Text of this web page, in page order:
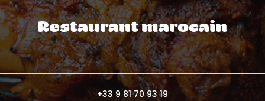
Restaurant marocain
+33 9 81 70 93 19